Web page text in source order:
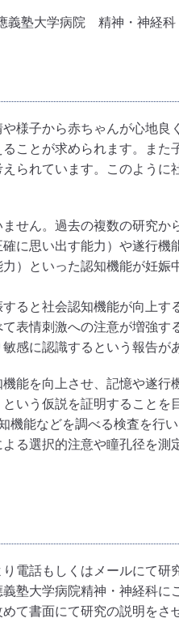
義塾大学病院 精神・神経科
様子から赤ちゃんが心地良
ことが求められます。また
られています。このように
せん。過去の複数の研究か
に思い出す能力）や遂行機
）といった認知機能が妊娠
ると社会認知機能が向上す
表情刺激への注意が増強す
感に認識するという報告が
能を向上させ、記憶や遂行
いう仮説を証明することを
機能などを調べる検査を行
る選択的注意や瞳孔径を測
電話もしくはメールにて研
塾大学病院精神・神経科に
て書面にて研究の説明をさ